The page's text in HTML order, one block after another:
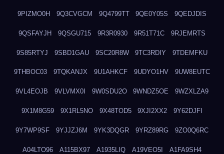
9PIZMO0H 9Q3CVGCM 9Q4799TT 9QE0Y05S 9QEDJDIS
9QSFAYJH 9QSGU715 9R3R0930 9R51T71C 9RJEMRTS
9S85RTYJ 9SBD1GAU 9SC20R8W 9TC3RDIY 9TDEMFKU
9THBOC03 9TQKANJX 9U1AHKCF 9UDYO1HV 9UW8EUTC
9VL4EOJB 9VLVMX0I 9W0SDU2O 9WNDZ5OE 9WZXLZA9
9X1M8G59 9X1RL5NO 9X48TOD5 9XJI2XX2 9Y62DJFI
9Y7WP9SF 9YJJZJ6M 9YK3DQGR 9YRZ89RG 9ZO0Q6RC
A04LTO96 A115BX97 A1935LIQ A19VEO5I A1FA9SH4